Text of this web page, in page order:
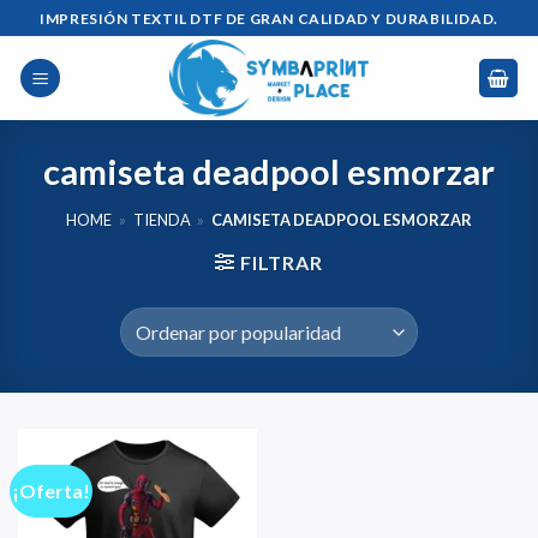
Saltar
al
contenido
IMPRESIÓN TEXTIL DTF DE GRAN CALIDAD Y DURABILIDAD.
camiseta deadpool esmorzar
HOME » TIENDA » CAMISETA DEADPOOL ESMORZAR
FILTRAR
¡Oferta!